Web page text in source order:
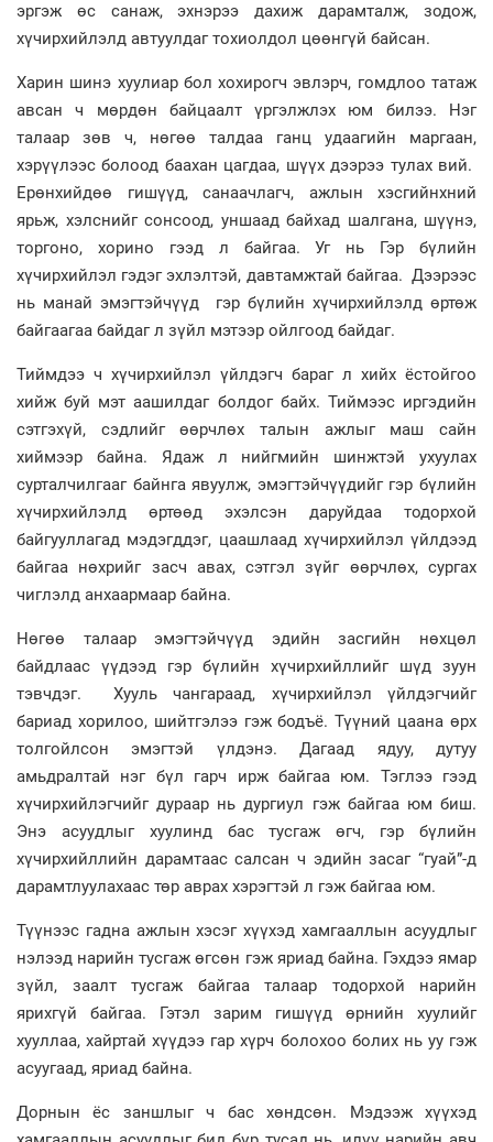
эргэж өс санаж, эхнэрээ дахиж дарамталж, зодож,
хүчирхийлэлд автуулдаг тохиолдол цөөнгүй байсан.
Харин шинэ хуулиар бол хохирогч эвлэрч, гомдлоо татаж
авсан ч мөрдөн байцаалт үргэлжлэх юм билээ. Нэг
талаар зөв ч, нөгөө талдаа ганц удаагийн маргаан,
хэрүүлээс болоод баахан цагдаа, шүүх дээрээ тулах вий.
Ерөнхийдөө гишүүд, санаачлагч, ажлын хэсгийнхний
ярьж, хэлснийг сонсоод, уншаад байхад шалгана, шүүнэ,
торгоно, хорино гээд л байгаа. Уг нь Гэр бүлийн
хүчирхийлэл гэдэг эхлэлтэй, давтамжтай байгаа. Дээрээс
нь манай эмэгтэйчүүд гэр бүлийн хүчирхийлэлд өртөж
байгаагаа байдаг л зүйл мэтээр ойлгоод байдаг.
Тиймдээ ч хүчирхийлэл үйлдэгч бараг л хийх ёстойгоо
хийж буй мэт аашилдаг болдог байх. Тиймээс иргэдийн
сэтгэхүй, сэдлийг өөрчлөх талын ажлыг маш сайн
хиймээр байна. Ядаж л нийгмийн шинжтэй ухуулах
сурталчилгааг байнга явуулж, эмэгтэйчүүдийг гэр бүлийн
хүчирхийлэлд өртөөд эхэлсэн даруйдаа тодорхой
байгууллагад мэдэгддэг, цаашлаад хүчирхийлэл үйлдээд
байгаа нөхрийг засч авах, сэтгэл зүйг өөрчлөх, сургах
чиглэлд анхаармаар байна.
Нөгөө талаар эмэгтэйчүүд эдийн засгийн нөхцөл
байдлаас үүдээд гэр бүлийн хүчирхийллийг шүд зуун
тэвчдэг. Хууль чангараад, хүчирхийлэл үйлдэгчийг
бариад хорилоо, шийтгэлээ гэж бодъё. Түүний цаана өрх
толгойлсон эмэгтэй үлдэнэ. Дагаад ядуу, дутуу
амьдралтай нэг бүл гарч ирж байгаа юм. Тэглээ гээд
хүчирхийлэгчийг дураар нь дургиул гэж байгаа юм биш.
Энэ асуудлыг хуулинд бас тусгаж өгч, гэр бүлийн
хүчирхийллийн дарамтаас салсан ч эдийн засаг “гуай”-д
дарамтлуулахаас төр аврах хэрэгтэй л гэж байгаа юм.
Түүнээс гадна ажлын хэсэг хүүхэд хамгааллын асуудлыг
нэлээд нарийн тусгаж өгсөн гэж яриад байна. Гэхдээ ямар
зүйл, заалт тусгаж байгаа талаар тодорхой нарийн
ярихгүй байгаа. Гэтэл зарим гишүүд өрнийн хуулийг
хууллаа, хайртай хүүдээ гар хүрч болохоо болих нь уу гэж
асуугаад, яриад байна.
Дорнын ёс заншлыг ч бас хөндсөн. Мэдээж хүүхэд